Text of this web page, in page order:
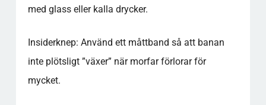
med glass eller kalla drycker.
Insiderknep: Använd ett måttband så att banan
inte plötsligt ”växer” när morfar förlorar för
mycket.